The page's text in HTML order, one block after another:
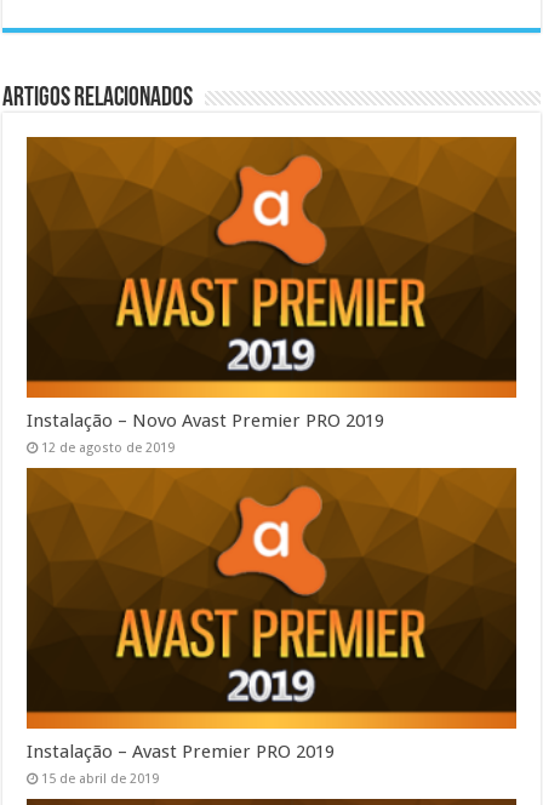
Artigos Relacionados
Instalação – Novo Avast Premier PRO 2019
12 de agosto de 2019
Instalação – Avast Premier PRO 2019
15 de abril de 2019